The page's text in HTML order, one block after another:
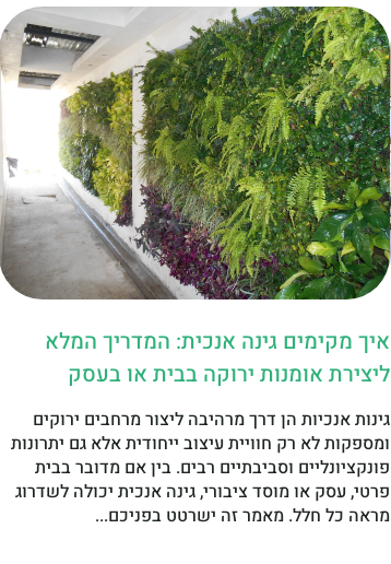
איך מקימים גינה אנכית: המדריך המלא
ליצירת אומנות ירוקה בבית או בעסק
גינות אנכיות הן דרך מרהיבה ליצור מרחבים ירוקים
ומספקות לא רק חוויית עיצוב ייחודית אלא גם יתרונות
פונקציונליים וסביבתיים רבים. בין אם מדובר בבית
פרטי, עסק או מוסד ציבורי, גינה אנכית יכולה לשדרוג
מראה כל חלל. מאמר זה ישרטט בפניכם...